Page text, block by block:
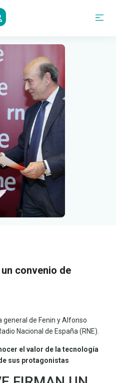
convenio de
de Fenin y Alfonso
Nacional de España (RNE).
el valor de la tecnología
sus protagonistas